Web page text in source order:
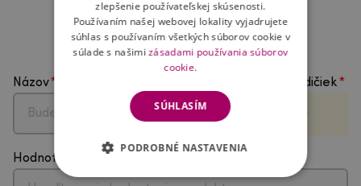
Hodnotenie produktu
Názov Vyberte počet hviezdičiek
Hodnotenie
zlepšenie používateľskej skúsenosti.
Používaním našej webovej lokality vyjadrujete
súhlas s používaním všetkých súborov cookie v
súlade s našimizásadami používania súborov
cookie.
SÚHLASÍM
PODROBNÉ NASTAVENIA